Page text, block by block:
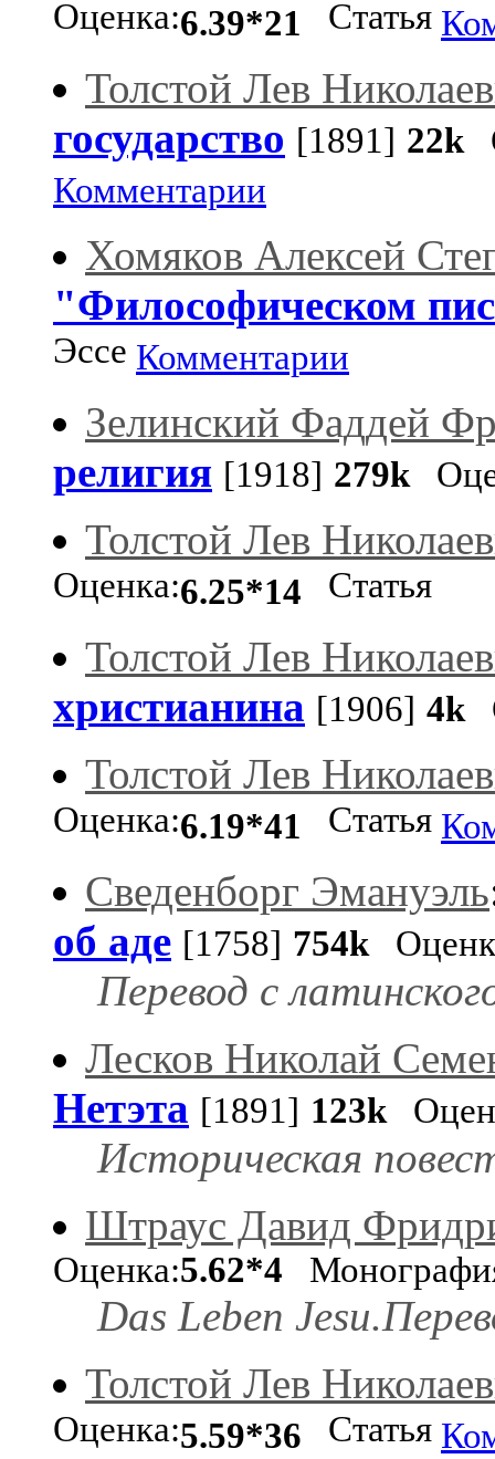
Оценка:6.39*21 Статья
Толстой Лев
государство [1891] 22k
Комментарии
Хомяков Алексей
"Философическом
Эссе Комментарии
Зелинский Фаддей
религия [1918] 279k
Толстой Лев
Оценка:6.25*14
Статья
Толстой Лев
христианина [1906] 4k
Толстой Лев
Оценка:6.19*41 Статья
Сведенборг Эмануэль
об аде [1758] 754k
Перевод с
Лесков Николай
Нетэта [1891] 123k
Историческая
Штраус Давид
Оценка:5.62*4
Das Leben
Толстой Лев
Оценка:5.59*36 Статья